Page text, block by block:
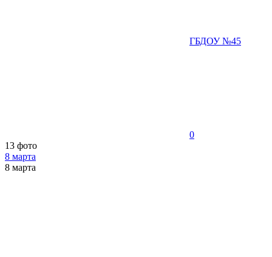
ГБДОУ №45
0
13 фото
8 марта
8 марта